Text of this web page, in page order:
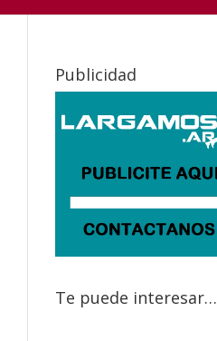
Publicidad
Te puede interesar…